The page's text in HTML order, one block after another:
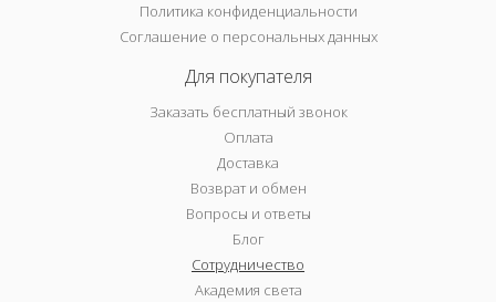
Политика конфиденциальности
Соглашение о персональных данных
Для покупателя
Заказать бесплатный звонок
Оплата
Доставка
Возврат и обмен
Вопросы и ответы
Блог
Сотрудничество
Академия света